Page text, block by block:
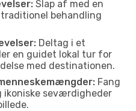
Slap af med en
behandling
Deltag i et
en guidet lokal tur for
med destinationen.
Fang
ikoniske seværdigheder